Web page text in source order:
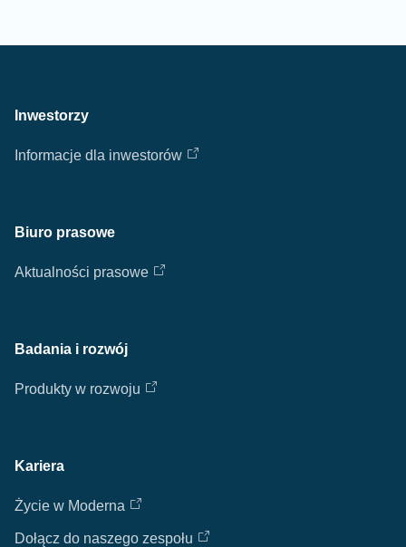
Inwestorzy
Informacje dla inwestorów
Biuro prasowe
Aktualności prasowe
Badania i rozwój
Produkty w rozwoju
Kariera
Życie w Moderna
Dołącz do naszego zespołu